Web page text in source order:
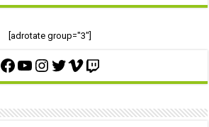
[adrotate group="3"]
Facebook
YouTube
Instagram
Twitter
Vimeo
Twitch